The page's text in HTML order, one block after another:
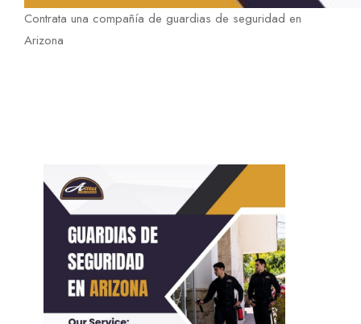
Contrata una compañía de guardias de seguridad en
Arizona